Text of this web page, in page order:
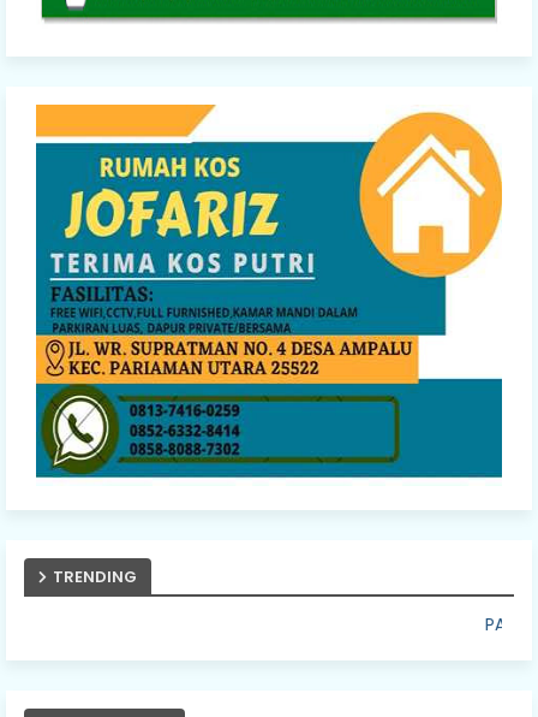
TRENDING
PASANG IKLAN ANDA